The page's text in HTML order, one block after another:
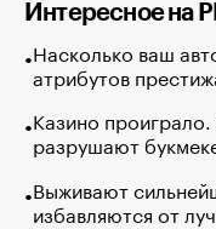
Интересное на
Насколько ваш
атрибутов
Казино
разрушают
Выживают
избавляются от